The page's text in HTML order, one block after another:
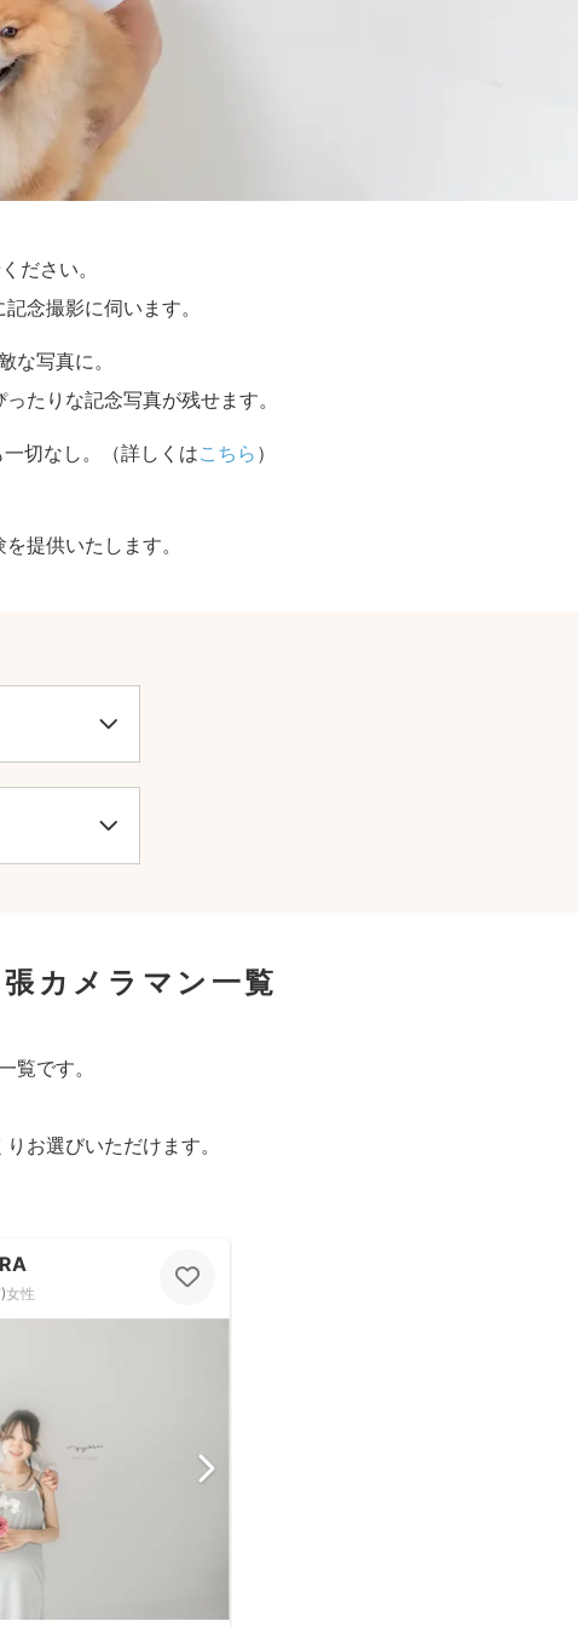
ださい。
念撮影に伺います。
な写真に。
たりな記念写真が残せます。
切なし。（詳しくはこちら ）
提供いたします。
カメラマン一覧
覧です。
お選びいただけます。
)女性